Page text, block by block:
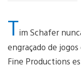
Tim Schafer
engraçado de
Fine Productions